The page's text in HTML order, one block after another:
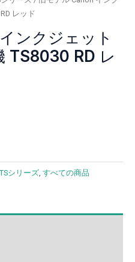
レッド
ンクジェット
TS8030 RD レ
TSシリーズ すべての商品